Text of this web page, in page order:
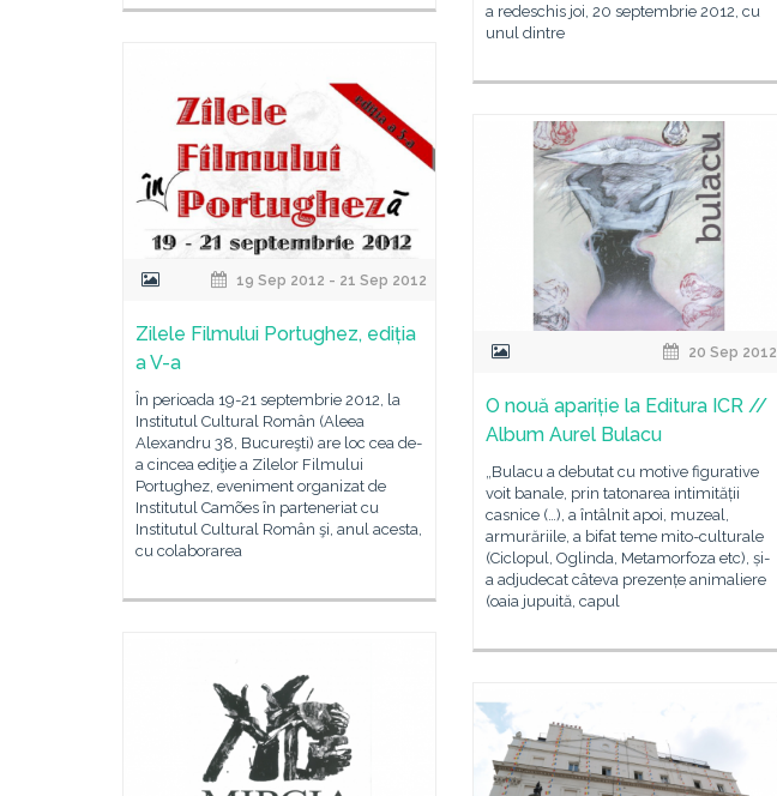
a redeschis joi, 20 septembrie 2012, cu
unul dintre
19 Sep 2012 - 21 Sep 2012
Zilele Filmului Portughez, ediția
a V-a
În perioada 19-21 septembrie 2012, la
Institutul Cultural Român (Aleea
Alexandru 38, Bucureşti) are loc cea de-
a cincea ediţie a Zilelor Filmului
Portughez, eveniment organizat de
Institutul Camões în parteneriat cu
Institutul Cultural Român şi, anul acesta,
cu colaborarea
20 Sep 2012
O nouă apariție la Editura ICR //
Album Aurel Bulacu
„Bulacu a debutat cu motive figurative
voit banale, prin tatonarea intimității
casnice (…), a întâlnit apoi, muzeal,
armurăriile, a bifat teme mito-culturale
(Ciclopul, Oglinda, Metamorfoza etc), și-
a adjudecat câteva prezențe animaliere
(oaia jupuită, capul